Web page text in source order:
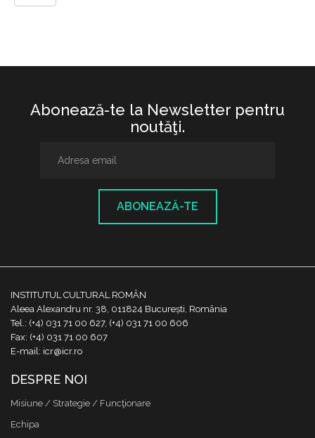
Abonează-te la Newsletter pentru
noutăţi.
ABONEAZĂ-TE
INSTITUTUL CULTURAL ROMÂN
Aleea Alexandru nr. 38, 011824 București, România
Tel.: (+4) 031 71 00 627, (+4) 031 71 00 606
Fax: (+4) 031 71 00 607
E-mail: icr@icr.ro
DESPRE NOI
Misiune / Strategie / Funcţionare
Echipa